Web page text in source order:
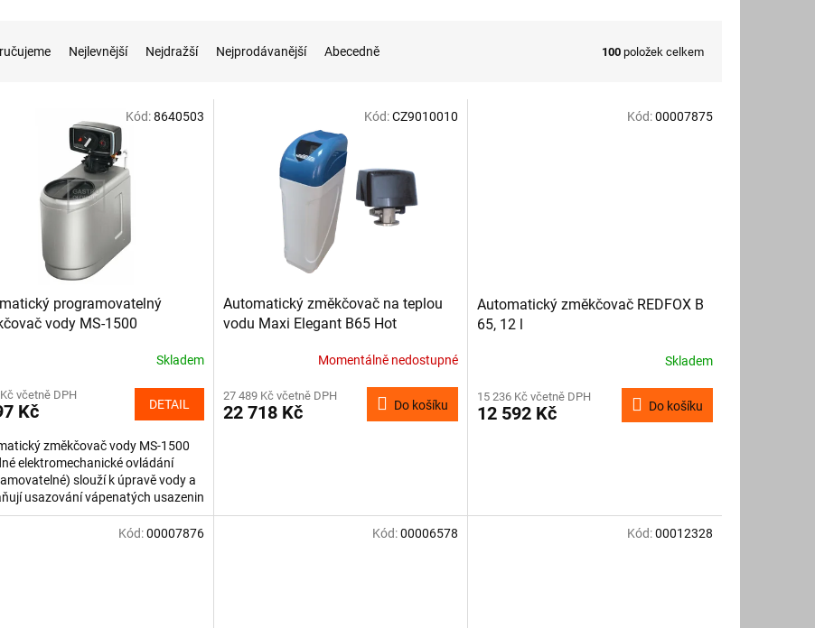
Nejlevnější Nejdražší Nejprodávanější Abecedně 100 položek celkem
programovatelný
vody MS-1500
Skladem
včetně DPH
Kč DETAIL
změkčovač vody MS-1500
elektromechanické ovládání
slouží k úpravě vody a
usazování vápenatých usazenin
spotřebičích....
Kód:8640503
Automatický změkčovač na teplou
vodu Maxi Elegant B65 Hot
Momentálně nedostupné
27 489 Kč včetně DPH
22 718 Kč Do košíku
Kód:CZ9010010
Automatický změkčovač REDFOX B
65, 12 l
Skladem
15 236 Kč včetně DPH
12 592 Kč Do košíku
Kód:00007875
Kód:00007876 Kód:00006578 Kód:00012328